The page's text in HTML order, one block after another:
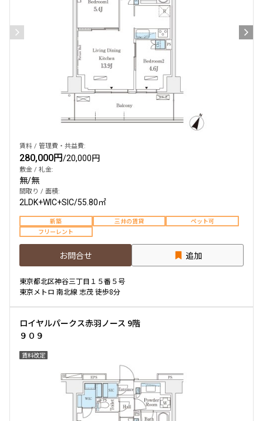
賃料 / 管理費・共益費:
280,000円/20,000円
敷金 / 礼金:
無/無
間取り / 面積:
2LDK+WIC+SIC/55.80㎡
新築 三井の賃貸
ペット可
フリーレント
お問合せ 追加
東京都北区神谷三丁目１５番５号
東京メトロ 南北線 志茂 徒歩8分
ロイヤルパークス赤羽ノース 9階
９０９
賃料改定